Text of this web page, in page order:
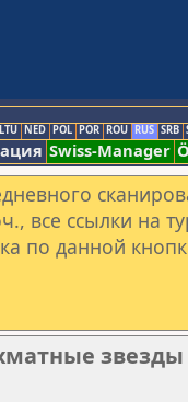
LTU NED POL POR ROU RUS SRB
Swiss-Manager
все ссылки на
по данной